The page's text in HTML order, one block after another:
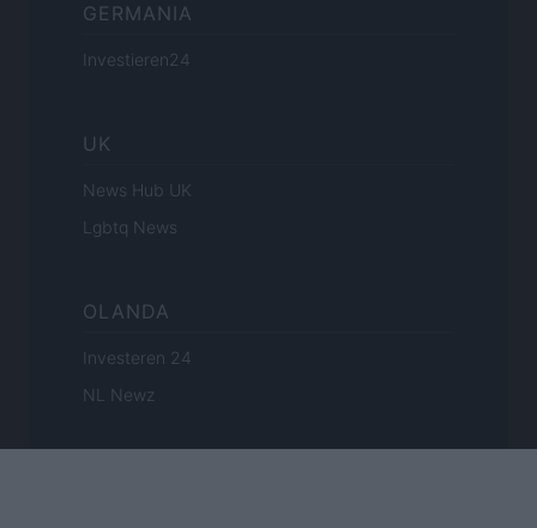
GERMANIA
Investieren24
UK
News Hub UK
Lgbtq News
OLANDA
Investeren 24
NL Newz